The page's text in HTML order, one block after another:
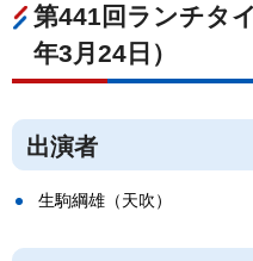
第441回ランチタ
年3月24日）
出演者
生駒綱雄（天吹）